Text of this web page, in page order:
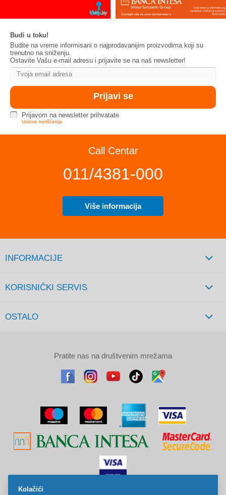
Budi u toku!
Budite na vreme informisani o najprodavanijim proizvodima koji su
trenutno na sniženju.
Ostavite Vašu e-mail adresu i prijavite se na naš newsletter!
Prijavom na newsletter prihvatate
Uslove korišćenja
Call Centar
011/4381-000
Više informacija
INFORMACIJE
KORISNIČKI SERVIS
OSTALO
Kolačići
Pratite nas na društvenim mrežama